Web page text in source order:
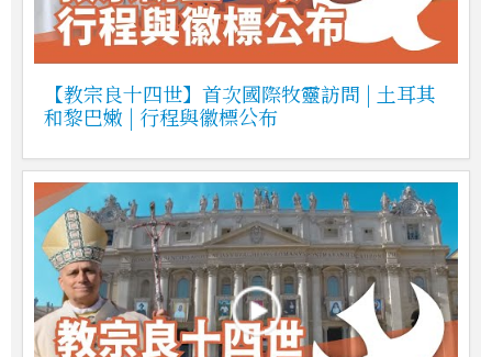
【教宗良十四世】首次國際牧靈訪問 | 土耳其
和黎巴嫩 | 行程與徽標公布